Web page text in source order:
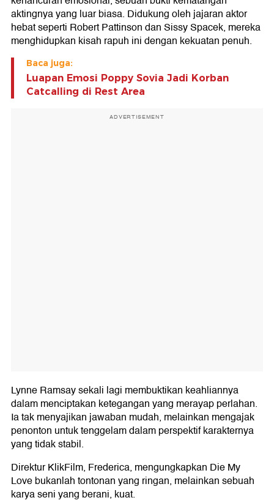
aktingnya yang luar biasa. Didukung oleh jajaran aktor
hebat seperti Robert Pattinson dan Sissy Spacek, mereka
menghidupkan kisah rapuh ini dengan kekuatan penuh.
Baca juga:
Luapan Emosi Poppy Sovia Jadi Korban
Catcalling di Rest Area
ADVERTISEMENT
Lynne Ramsay sekali lagi membuktikan keahliannya
dalam menciptakan ketegangan yang merayap perlahan.
Ia tak menyajikan jawaban mudah, melainkan mengajak
penonton untuk tenggelam dalam perspektif karakternya
yang tidak stabil.
Direktur KlikFilm, Frederica, mengungkapkan Die My
Love bukanlah tontonan yang ringan, melainkan sebuah
karya seni yang berani, kuat.